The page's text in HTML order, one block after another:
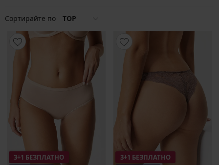
Сортирайте по TOP
3+1 БЕЗПЛАТНО
3+1 БЕЗПЛАТНО